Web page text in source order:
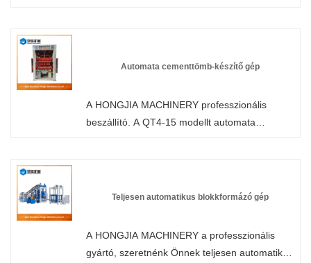
Termékeinkre gyári akciós árakat biztosítunk. A
Automata cementtömb-készítő gép
A HONGJIA MACHINERY professzionális
beszállító. A QT4-15 modellt automata
előállítani. Üdvözöljük érdeklődni.
Teljesen automatikus blokkformázó gép
A HONGJIA MACHINERY a professzionális
gyártó, szeretnénk Önnek teljesen automatikus